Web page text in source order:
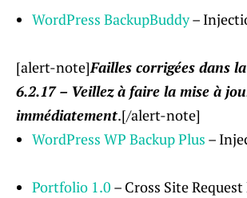
WordPress BackupBuddy–
[alert-note]Failles corrigées dans
6.2.17 – Veillez à faire la mise à
immédiatement.[/alert-note]
WordPress WP Backup Plus –
Portfolio 1.0 – Cross Site